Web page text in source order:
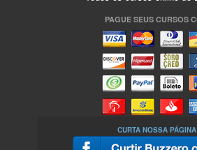
PAGUE SEUS CURSOS
CURTA NOSSA PÁGINA